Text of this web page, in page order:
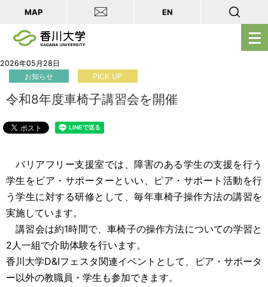
メ
ニ
MAP EN
2026年05月28日
お知らせ
PICK UP
令和8年度車椅子講習会を開催
バリアフリー支援室では、障害のある学生の支援を行う
学生をピア・サポーターといい、ピア・サポート活動を行
う学生に対する研修として、毎年車椅子操作方法の講習を
実施しています。
講習会は約1時間で、車椅子の操作方法についての学習と
2人一組で介助体験を行います。
香川大学D&Iフェスタ関連イベントとして、ピア・サポータ
ー以外の教職員・学生も参加できます。